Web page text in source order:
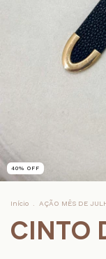
40% OFF
Início . AÇÃO MÊS DE
CINTO